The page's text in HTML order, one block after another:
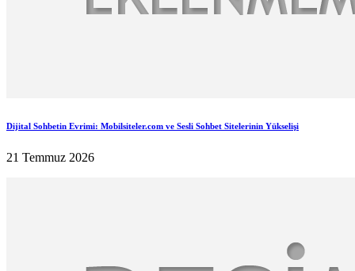
Dijital Sohbetin Evrimi: Mobilsiteler.com ve Sesli Sohbet Sitelerinin Yükselişi
21 Temmuz 2026